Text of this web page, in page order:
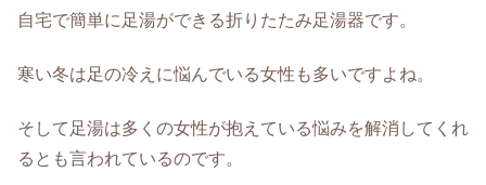
自宅で簡単に足湯ができる折りたたみ足湯器です。
寒い冬は足の冷えに悩んでいる女性も多いですよね。
そして足湯は多くの女性が抱えている悩みを解消してくれ
るとも言われているのです。